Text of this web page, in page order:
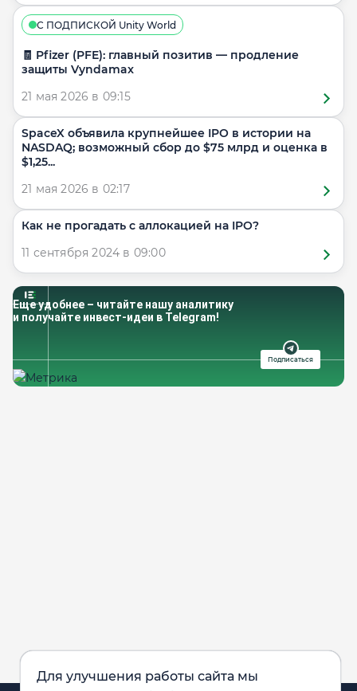
Для улучшения работы сайта мы
С ПОДПИСКОЙ Unity World
🧾 Pfizer (PFE): главный позитив — продление
защиты Vyndamax
21 мая 2026 в 09:15
SpaceX объявила крупнейшее IPO в истории на
NASDAQ; возможный сбор до $75 млрд и оценка в
$1,25...
21 мая 2026 в 02:17
​​Как не прогадать с аллокацией на IPO?
11 сентября 2024 в 09:00
Еще удобнее – читайте нашу аналитику
и получайте инвест-идеи в Telegram!
Подписаться